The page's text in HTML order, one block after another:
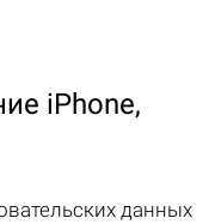
iPhone,
данных